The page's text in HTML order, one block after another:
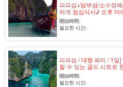
피피섬+밤부섬/소수정
하게 점심식사♪ 오후 마
스노클링 투어 (No.v-4)
開始時間:
필요한 시간:
피피섬 / 대형 페리 / 1일
할 수 있는 골드 시트로
노클링&뷔페 점심 포함
開始時間:
필요한 시간: